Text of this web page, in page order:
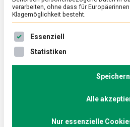
das Onlineportal
28. Juni 2024
Böse Überraschung im Glas
Portal Lebensmittelwarnung.de
Informationen zu
verarbeiten, ohne dass für
Klagemöglichkeit besteht.
Es folgt eine Liste der
Essenziell
Statistiken
Speichern
Alle
Nur essenzielle